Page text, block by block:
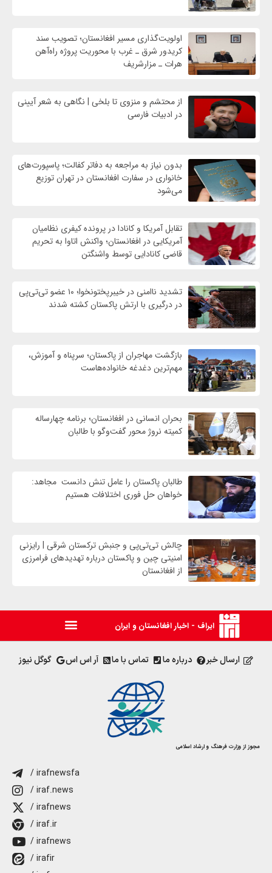
اولویت‌گذاری مسیر افغانستان؛ تصویب سند
کریدور شرق ـ غرب با محوریت پروژه راه‌آهن
هرات ـ مزارشریف
از محتشم و منزوی تا بلخی | نگاهی به شعر آیینی
در ادبیات فارسی
بدون نیاز به مراجعه به دفاتر کفالت؛ پاسپورت‌های
خانواری در سفارت افغانستان در تهران توزیع
می‌شود
تقابل آمریکا و کانادا در پرونده کیفری نظامیان
آمریکایی در افغانستان؛ واکنش اتاوا به تحریم
قاضی کانادایی توسط واشنگتن
تشدید ناامنی در خیبرپختونخوا؛ ۱۰ عضو تی‌تی‌پی
در درگیری با ارتش پاکستان کشته شدند
بازگشت مهاجران از پاکستان؛ سرپناه و آموزش،
مهم‌ترین دغدغه خانواده‌هاست
بحران انسانی در افغانستان؛ برنامه چهار‌ساله
کمیته نروژ محور گفت‌وگو با طالبان
طالبان پاکستان را عامل تنش دانست مجاهد:
خواهان حل فوری اختلافات هستیم
چالش تی‌تی‌پی و جنبش ترکستان شرقی | رایزنی
امنیتی چین و پاکستان درباره تهدیدهای فرامرزی
از افغانستان
ایراف - اخبار افغانستان و ایران
ارسال خبر درباره ما تماس با ما آر اس اس گوگل نیوز
مجوز از وزارت فرهنگ و ارشاد اسلامی
/ irafnewsfa
/ iraf.news
/ irafnews
/ iraf.ir
/ irafnews
/ irafir